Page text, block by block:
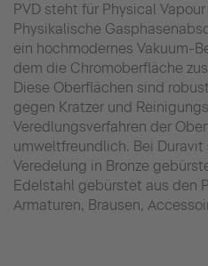
PVD steht für Physical
Physikalische
ein hochmodernes Vakuum-
dem die Chromoberfläche
Diese Oberflächen sind
gegen Kratzer und
Veredlungsverfahren der
umweltfreundlich. Bei
Veredelung in Bronze
Edelstahl gebürstet aus den
Armaturen, Brausen,